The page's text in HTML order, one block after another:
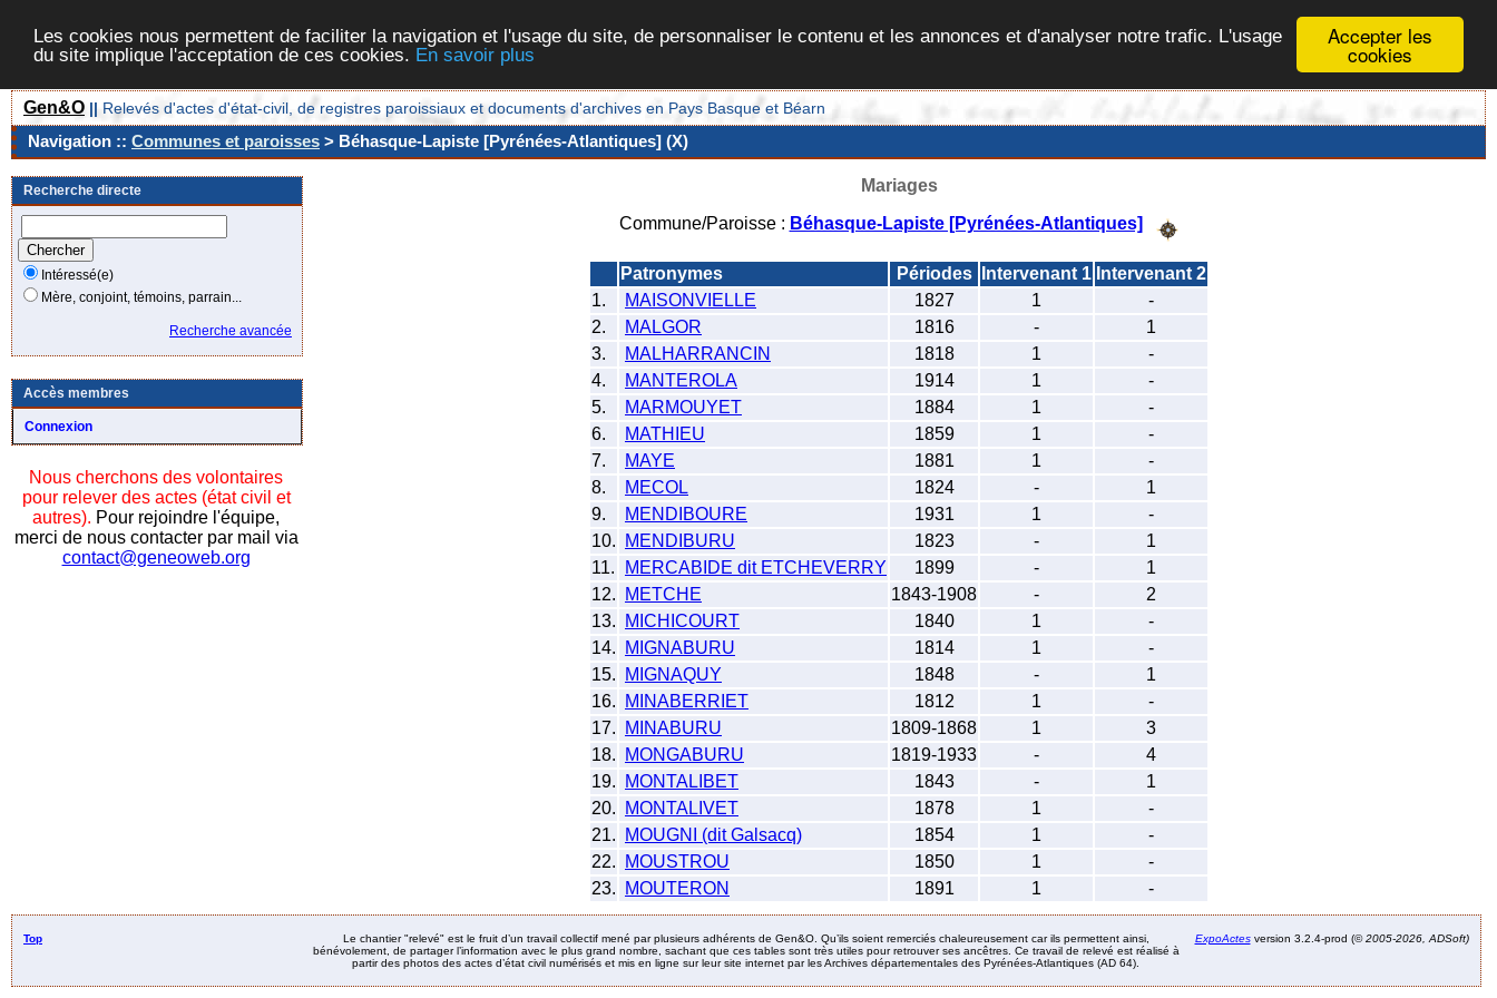
Accepter les
cookies
Les cookies nous permettent de faciliter la navigation et l'usage du site, de personnaliser le contenu et les annonces et d'analyser notre trafic. L'usage
du site implique l'acceptation de ces cookies. En savoir plus
Gen&O || Relevés d'actes d'état-civil, de registres paroissiaux et documents d'archives en Pays Basque et Béarn
Navigation :: Communes et paroisses > Béhasque-Lapiste [Pyrénées-Atlantiques] (X)
Recherche directe
Intéressé(e)
Mère, conjoint, témoins, parrain...
Recherche avancée
Accès membres
Connexion
Nous cherchons des volontaires
pour relever des actes (état civil et
autres). Pour rejoindre l'équipe,
merci de nous contacter par mail via
contact@geneoweb.org
Mariages
Commune/Paroisse : Béhasque-Lapiste [Pyrénées-Atlantiques]
Patronymes Périodes Intervenant 1 Intervenant 2
1.
MAISONVIELLE 1827 1
-
2.
MALGOR 1816 -
1
3.
MALHARRANCIN 1818 1
-
4.
MANTEROLA 1914 1
-
5.
MARMOUYET 1884 1
-
6.
MATHIEU 1859 1
-
7.
MAYE 1881 1
-
8.
MECOL 1824 -
1
9.
MENDIBOURE 1931 1
-
10.
MENDIBURU 1823 -
1
11.
MERCABIDE dit ETCHEVERRY 1899 -
1
12.
METCHE 1843-1908 -
2
13.
MICHICOURT 1840 1
-
14.
MIGNABURU 1814 1
-
15.
MIGNAQUY 1848 -
1
16.
MINABERRIET 1812 1
-
17.
MINABURU 1809-1868 1
3
18.
MONGABURU 1819-1933 -
4
19.
MONTALIBET 1843 -
1
20.
MONTALIVET 1878 1
-
21.
MOUGNI (dit Galsacq) 1854 1
-
22.
MOUSTROU 1850 1
-
23.
MOUTERON 1891 1 -
Top
Le chantier "relevé" est le fruit d’un travail collectif mené par plusieurs adhérents de Gen&O. Qu’ils soient remerciés chaleureusement car ils permettent ainsi,
bénévolement, de partager l’information avec le plus grand nombre, sachant que ces tables sont très utiles pour retrouver ses ancêtres. Ce travail de relevé est réalisé à
partir des photos des actes d’état civil numérisés et mis en ligne sur leur site internet par les Archives départementales des Pyrénées-Atlantiques (AD 64).
ExpoActesversion 3.2.4-prod (©2005-2026, ADSoft)